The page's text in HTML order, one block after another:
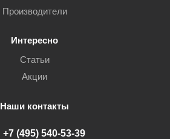
Производители
Интересно
Статьи
Акции
Наши контакты
+7 (495) 540-53-39